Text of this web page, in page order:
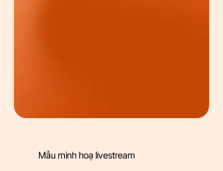
Mẫu minh hoạ livestream